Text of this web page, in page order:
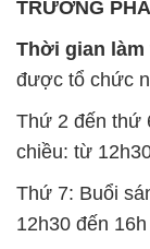
TRƯỜNG
Thời gian làm
được tổ chức
Thứ 2 đến thứ
chiều: từ
Thứ 7: Buổi
12h30 đến 16h